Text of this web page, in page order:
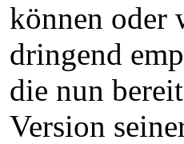
können oder
dringend
die nun
Version